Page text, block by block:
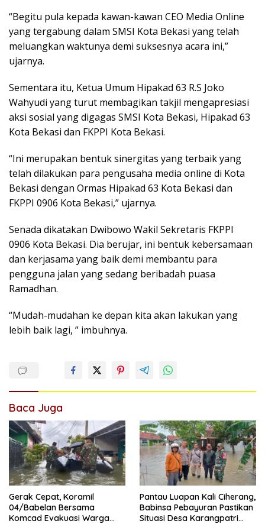
“Begitu pula kepada kawan-kawan CEO Media Online
yang tergabung dalam SMSI Kota Bekasi yang telah
meluangkan waktunya demi suksesnya acara ini,”
ujarnya.
Sementara itu, Ketua Umum Hipakad 63 R.S Joko
Wahyudi yang turut membagikan takjil mengapresiasi
aksi sosial yang digagas SMSI Kota Bekasi, Hipakad 63
Kota Bekasi dan FKPPI Kota Bekasi.
“Ini merupakan bentuk sinergitas yang terbaik yang
telah dilakukan para pengusaha media online di Kota
Bekasi dengan Ormas Hipakad 63 Kota Bekasi dan
FKPPI 0906 Kota Bekasi,” ujarnya.
Senada dikatakan Dwibowo Wakil Sekretaris FKPPI
0906 Kota Bekasi. Dia berujar, ini bentuk kebersamaan
dan kerjasama yang baik demi membantu para
pengguna jalan yang sedang beribadah puasa
Ramadhan.
“Mudah-mudahan ke depan kita akan lakukan yang
lebih baik lagi, ” imbuhnya.
Baca Juga
Gerak Cepat, Koramil
04/Babelan Bersama
Komcad Evakuasi Warga
Pantau Luapan Kali Ciherang,
Babinsa Pebayuran Pastikan
Situasi Desa Karangpatri